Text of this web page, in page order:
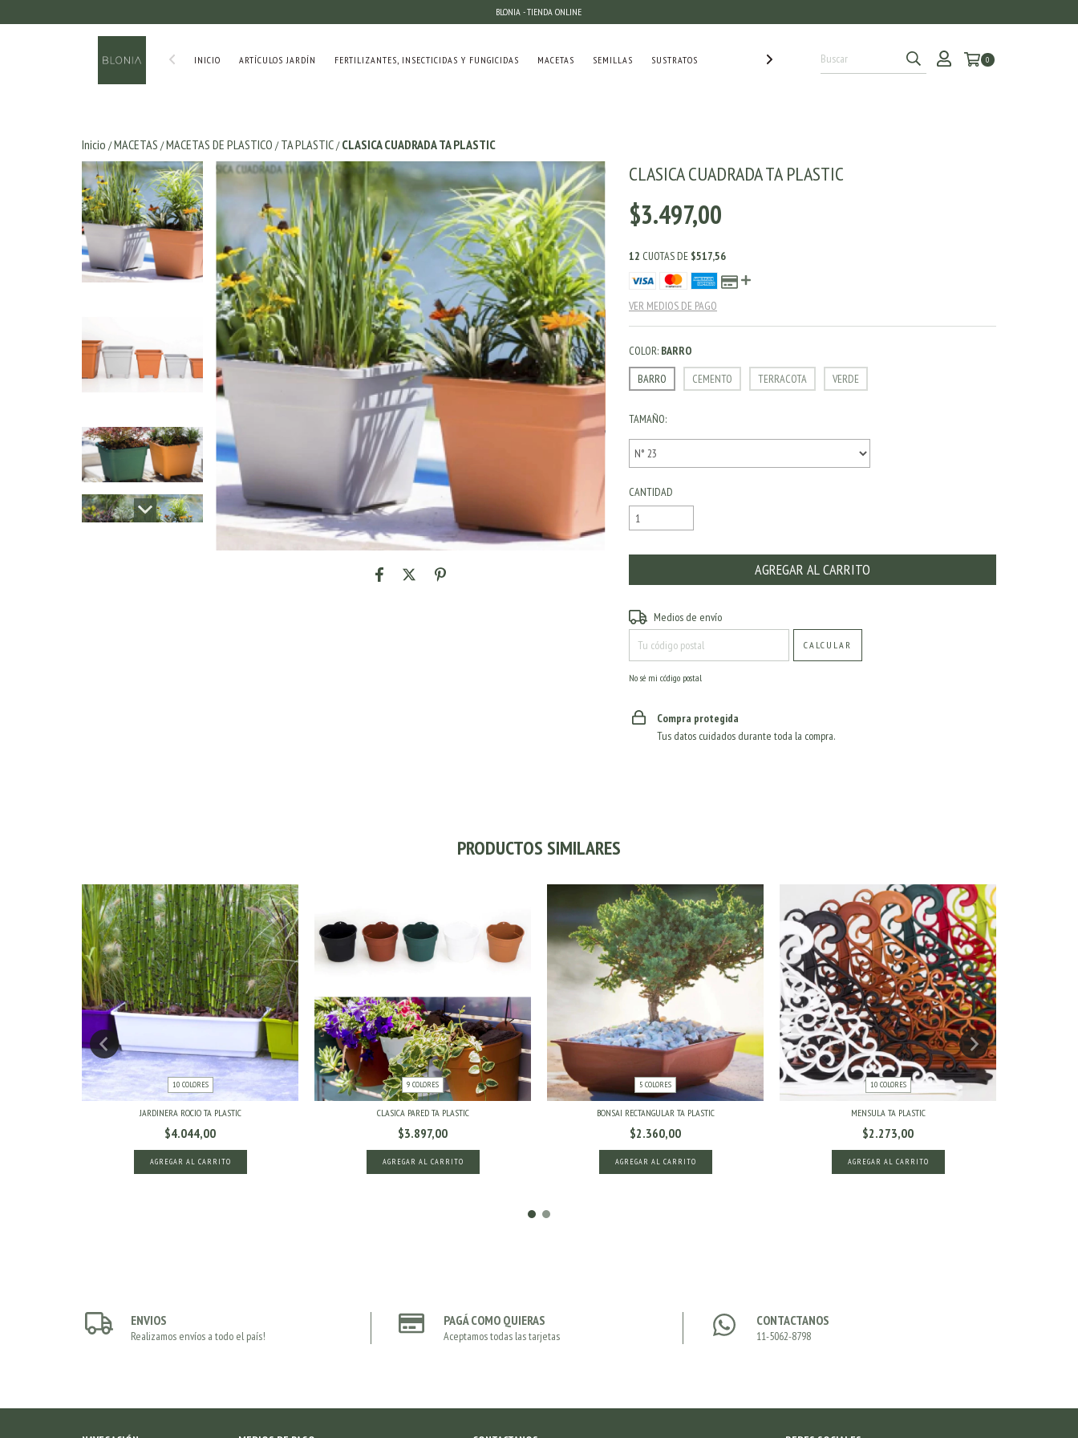
BLONIA - TIENDA ONLINE
INICIO ARTÍCULOS JARDÍN FERTILIZANTES, INSECTICIDAS Y FUNGICIDAS MACETAS SEMILLAS SUSTRATOS 0
Inicio /MACETAS /MACETAS DE PLASTICO / TA PLASTIC/ CLASICA CUADRADA TA PLASTIC
CLASICA CUADRADA TA PLASTIC
$3.497,00
12 CUOTAS DE $517,56
VER MEDIOS DE PAGO
COLOR: BARRO
BARRO
CEMENTO TERRACOTA VERDE
TAMAÑO:
CANTIDAD
Entregas para el CP:
Medios de envío
CALCULAR
No sé mi código postal
Compra protegida
Tus datos cuidados durante toda la compra.
PRODUCTOS SIMILARES
10 COLORES
JARDINERA ROCIO TA PLASTIC
$4.044,00
AGREGAR AL CARRITO
9 COLORES
CLASICA PARED TA PLASTIC
$3.897,00
AGREGAR AL CARRITO
5 COLORES
BONSAI RECTANGULAR TA PLASTIC
$2.360,00
AGREGAR AL CARRITO
10 COLORES
MENSULA TA PLASTIC
$2.273,00
AGREGAR AL CARRITO
ENVIOS
Realizamos envíos a todo el país!
PAGÁ COMO QUIERAS
Aceptamos todas las tarjetas
CONTACTANOS
11-5062-8798